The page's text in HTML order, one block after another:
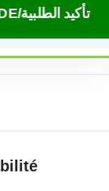
CONFIRMER LA COMMANDE/تأكيد الطلبية